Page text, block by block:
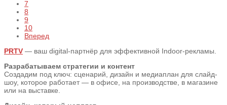
7
8
9
10
Вперед
PRTV — ваш digital-партнёр для эффективной Indoor-рекламы.
Разрабатываем стратегии и контент
Создадим под ключ: сценарий, дизайн и медиаплан для слайд-
шоу, которое работает — в офисе, на производстве, в магазине
или на выставке.